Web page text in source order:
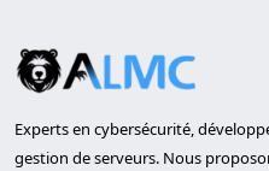
Experts en cybersécurité,
gestion de serveurs. Nous